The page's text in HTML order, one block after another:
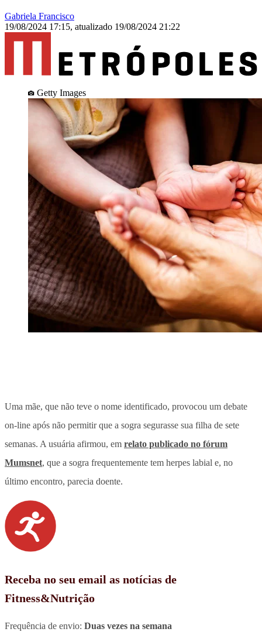
Gabriela Francisco
19/08/2024 17:15, atualizado 19/08/2024 21:22
Getty Images
Uma mãe, que não teve o nome identificado, provocou um debate
on-line após não permitir que a sogra segurasse sua filha de sete
semanas. A usuária afirmou, em relato publicado no fórum
Mumsnet, que a sogra frequentemente tem herpes labial e, no
último encontro, parecia doente.
Receba no seu email as notícias de
Fitness&Nutrição
Frequência de envio: Duas vezes na semana